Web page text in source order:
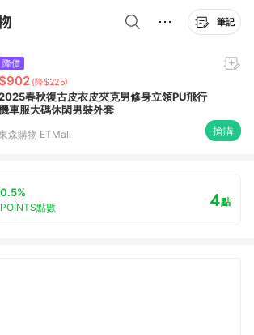
筆記
降價
(降$225)
春秋復古皮衣皮夾克男修身立領PU飛行
車服大碼休閑男裝外套
東森購物 ETMall 搶購
點數 4點